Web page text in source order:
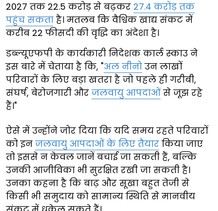
2027 तक 22.5 करोड़ से बढ़कर 27.4 करोड़ तक
पहुंच सकता है। मतलब कि वैश्विक खाद्य संकट में
करीब 22 फीसदी की वृद्धि का अंदेशा है।
डब्ल्यूएफपी के कार्यकारी निदेशक कार्ल स्काउ ने
इस बारे में चेताया है कि, "अल नीनो उन लाखों
परिवारों के लिए बड़ा खतरा है जो पहले ही गरीबी,
संघर्ष, बेरोजगारी और जलवायु आपदाओंसे जूझ रहे
हैं।"
ऐसे में उन्होंने जोर दिया कि यदि समय रहते परिवारों
को इन जलवायु आपदाओं के लिए तैयार किया जाए
तो इससे न केवल जानें बचाई जा सकती हैं, बल्कि
उनकी आजीविका भी सुरक्षित रखी जा सकती है।
उनका कहना है कि बाढ़ और सूखा बहुत तेजी से
किसी भी समुदाय को सामान्य स्थिति से मानवीय